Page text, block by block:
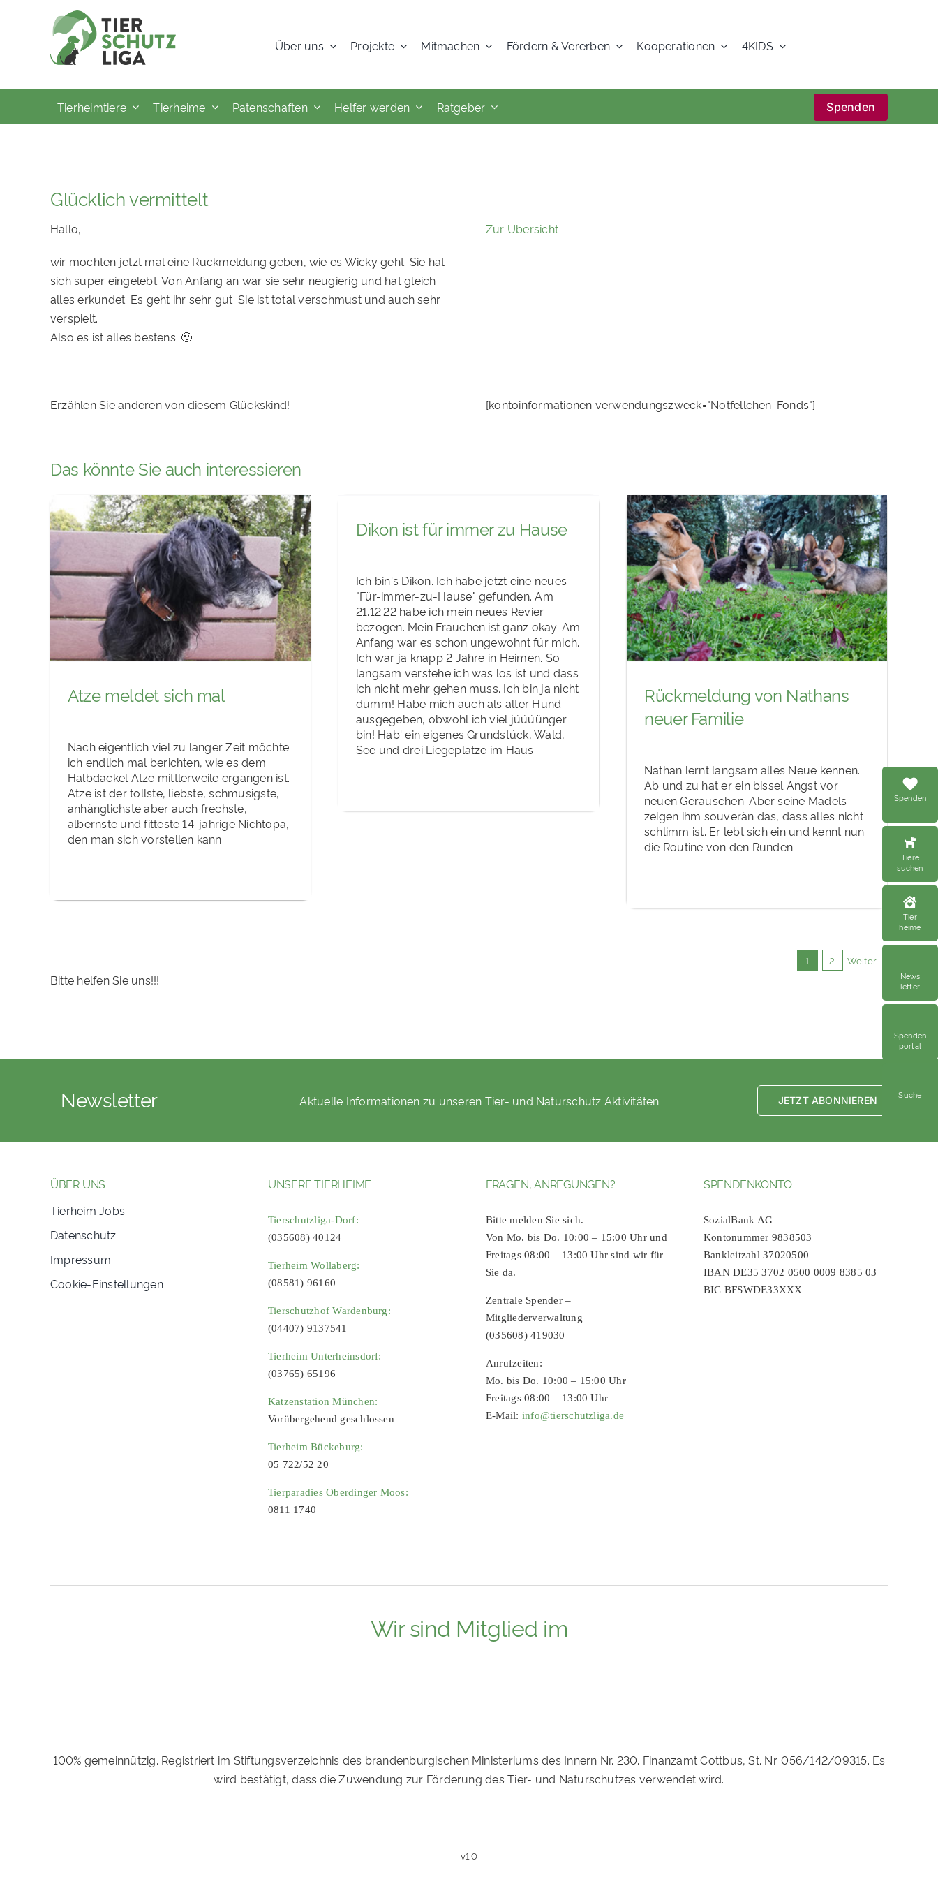
Über uns Projekte Mitmachen Fördern & Vererben Kooperationen 4KIDS
Tierheimtiere Tierheime Patenschaften Helfer werden Ratgeber Spenden
Spenden
Tiere
suchen
Tier
heime
News
letter
Spenden
portal
Suche
Glücklich vermittelt
Hallo,
wir möchten jetzt mal eine Rückmeldung geben, wie es Wicky geht. Sie hat
sich super eingelebt. Von Anfang an war sie sehr neugierig und hat gleich
alles erkundet. Es geht ihr sehr gut. Sie ist total verschmust und auch sehr
verspielt.
Also es ist alles bestens. 🙂
Zur Übersicht
Erzählen Sie anderen von diesem Glückskind! [kontoinformationen verwendungszweck="Notfellchen-Fonds"]
Das könnte Sie auch interessieren
Atze meldet sich mal
Nach eigentlich viel zu langer Zeit möchte
ich endlich mal berichten, wie es dem
Halbdackel Atze mittlerweile ergangen ist.
Atze ist der tollste, liebste, schmusigste,
anhänglichste aber auch frechste,
albernste und fitteste 14-jährige Nichtopa,
den man sich vorstellen kann.
Dikon ist für immer zu Hause
Ich bin's Dikon. Ich habe jetzt eine neues
"Für-immer-zu-Hause" gefunden. Am
21.12.22 habe ich mein neues Revier
bezogen. Mein Frauchen ist ganz okay. Am
Anfang war es schon ungewohnt für mich.
Ich war ja knapp 2 Jahre in Heimen. So
langsam verstehe ich was los ist und dass
ich nicht mehr gehen muss. Ich bin ja nicht
dumm! Habe mich auch als alter Hund
ausgegeben, obwohl ich viel jüüüünger
bin! Hab' ein eigenes Grundstück, Wald,
See und drei Liegeplätze im Haus.
Rückmeldung von Nathans
neuer Familie
Nathan lernt langsam alles Neue kennen.
Ab und zu hat er ein bissel Angst vor
neuen Geräuschen. Aber seine Mädels
zeigen ihm souverän das, dass alles nicht
schlimm ist. Er lebt sich ein und kennt nun
die Routine von den Runden.
1 2 Weiter
Bitte helfen Sie uns!!!
Newsletter Aktuelle Informationen zu unseren Tier- und Naturschutz Aktivitäten JETZT ABONNIEREN
ÜBER UNS
Tierheim Jobs
Datenschutz
Impressum
Cookie-Einstellungen
UNSERE TIERHEIME
Tierschutzliga-Dorf:
(035608) 40124
Tierheim Wollaberg:
(08581) 96160
Tierschutzhof Wardenburg:
(04407) 9137541
Tierheim Unterheinsdorf:
(03765) 65196
Katzenstation München:
Vorübergehend geschlossen
Tierheim Bückeburg:
05 722/52 20
Tierparadies Oberdinger Moos:
0811 1740
FRAGEN, ANREGUNGEN?
Bitte melden Sie sich.
Von Mo. bis Do. 10:00 – 15:00 Uhr und
Freitags 08:00 – 13:00 Uhr sind wir für
Sie da.
Zentrale Spender –
Mitgliederverwaltung
(035608) 419030
Anrufzeiten:
Mo. bis Do. 10:00 – 15:00 Uhr
Freitags 08:00 – 13:00 Uhr
E-Mail: info@tierschutzliga.de
SPENDENKONTO
SozialBank AG
Kontonummer 9838503
Bankleitzahl 37020500
IBAN DE35 3702 0500 0009 8385 03
BIC BFSWDE33XXX
Wir sind Mitglied im
100% gemeinnützig. Registriert im Stiftungsverzeichnis des brandenburgischen Ministeriums des Innern Nr. 230. Finanzamt Cottbus, St. Nr. 056/142/09315. Es
wird bestätigt, dass die Zuwendung zur Förderung des Tier- und Naturschutzes verwendet wird.
v1.0